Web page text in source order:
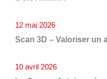
Scan 3D – Valoriser un
12 mai 2026
10 avril 2026